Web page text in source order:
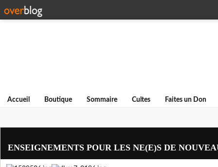
Accueil Boutique Sommaire Cultes Faites un Don
ENSEIGNEMENTS POUR LES NE(E)S DE